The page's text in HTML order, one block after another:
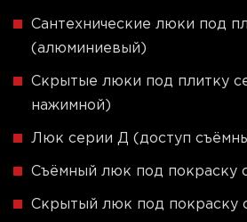
Сантехнические люки под
(алюминиевый)
Скрытые люки под плитку
нажимной)
Люк серии Д (доступ
Съёмный люк под покраску
Скрытый люк под покраску